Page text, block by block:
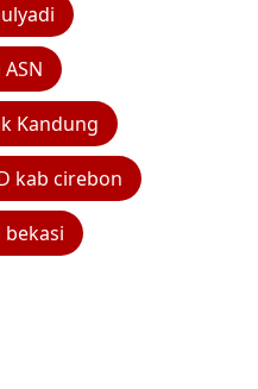
Kandung
kab cirebon
bekasi